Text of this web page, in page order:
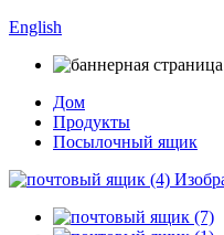
English
Дом
Продукты
Посылочный ящик